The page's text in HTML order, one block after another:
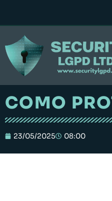
COMO
23/05/2025 08:00